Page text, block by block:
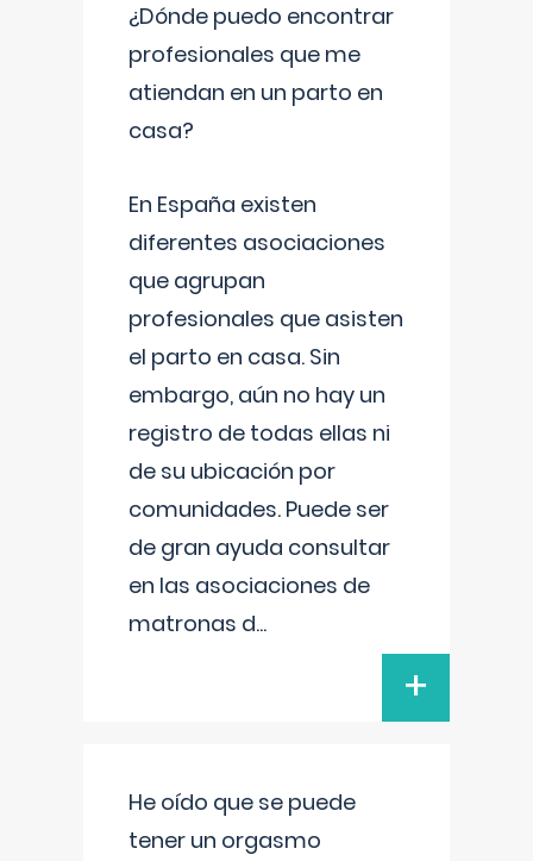
¿Dónde puedo encontrar
profesionales que me
atiendan en un parto en
casa?
En España existen
diferentes asociaciones
que agrupan
profesionales que asisten
el parto en casa. Sin
embargo, aún no hay un
registro de todas ellas ni
de su ubicación por
comunidades. Puede ser
de gran ayuda consultar
en las asociaciones de
matronas d...
+
He oído que se puede
tener un orgasmo